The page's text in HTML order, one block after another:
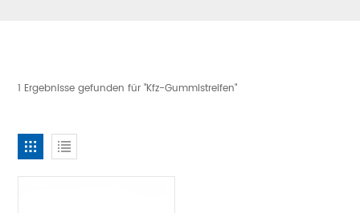
1 Ergebnisse gefunden für "Kfz-Gummistreifen"